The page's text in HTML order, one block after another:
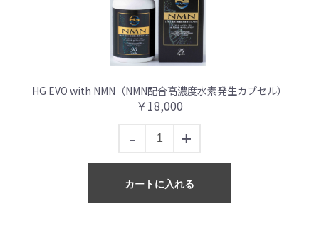
HG EVO with NMN（NMN配合高濃度水素発生カプセル）
￥18,000
- +
カートに入れる